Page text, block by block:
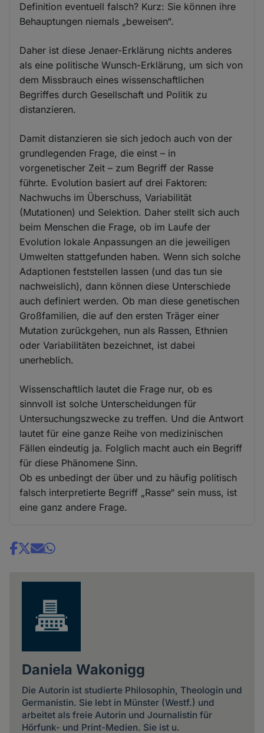
Definition eventuell falsch? Kurz: Sie können ihre
Behauptungen niemals „beweisen“.
Daher ist diese Jenaer-Erklärung nichts anderes
als eine politische Wunsch-Erklärung, um sich von
dem Missbrauch eines wissenschaftlichen
Begriffes durch Gesellschaft und Politik zu
distanzieren.
Damit distanzieren sie sich jedoch auch von der
grundlegenden Frage, die einst – in
vorgenetischer Zeit – zum Begriff der Rasse
führte. Evolution basiert auf drei Faktoren:
Nachwuchs im Überschuss, Variabilität
(Mutationen) und Selektion. Daher stellt sich auch
beim Menschen die Frage, ob im Laufe der
Evolution lokale Anpassungen an die jeweiligen
Umwelten stattgefunden haben. Wenn sich solche
Adaptionen feststellen lassen (und das tun sie
nachweislich), dann können diese Unterschiede
auch definiert werden. Ob man diese genetischen
Großfamilien, die auf den ersten Träger einer
Mutation zurückgehen, nun als Rassen, Ethnien
oder Variabilitäten bezeichnet, ist dabei
unerheblich.
Wissenschaftlich lautet die Frage nur, ob es
sinnvoll ist solche Unterscheidungen für
Untersuchungszwecke zu treffen. Und die Antwort
lautet für eine ganze Reihe von medizinischen
Fällen eindeutig ja. Folglich macht auch ein Begriff
für diese Phänomene Sinn.
Ob es unbedingt der über und zu häufig politisch
falsch interpretierte Begriff „Rasse“ sein muss, ist
eine ganz andere Frage.
Share
Daniela Wakonigg
Die Autorin ist studierte Philosophin, Theologin und
Germanistin. Sie lebt in Münster (Westf.) und
arbeitet als freie Autorin und Journalistin für
Hörfunk- und Print-Medien. Sie ist u.